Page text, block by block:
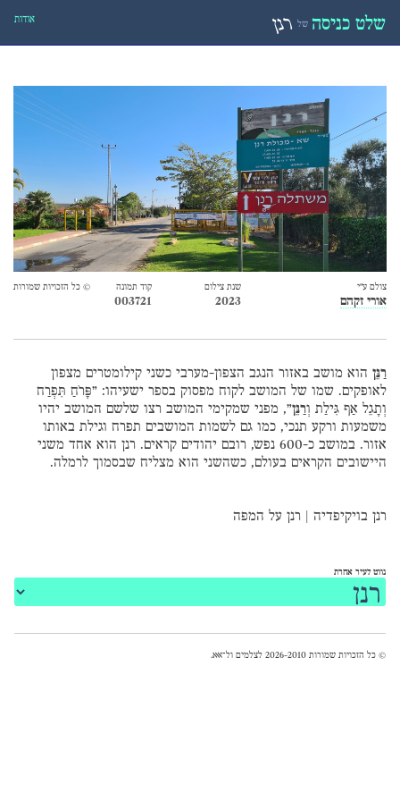
שלט כניסה של רנן אודות
צולם ע״י
אורי זקהם
שנת צילום
2023
קוד תמונה
003721
© כל הזכויות שמורות
רַנֵּן הוא מושב באזור הנגב הצפון-מערבי כשני קילומטרים מצפון
לאופקים. שמו של המושב לקוח מפסוק בספר ישעיהו:”פָּרֹחַ תִּפְרַח
וְתָגֵל אַף גִּילַת וְרַנֵּן”, מפני שמקימי המושב רצו שלשם המושב יהיו
משמעות ורקע תנכי, כמו גם לשמות המושבים תפרח וגילת באותו
אזור. במושב כ-600 נפש, רובם יהודים קראים. רנן הוא אחד משני
היישובים הקראים בעולם, כשהשני הוא מצליח שבסמוך לרמלה.
רנן בויקיפדיה |רנן על המפה
נווט לעיר אחרת
© כל הזכויות שמורות 2026-2010 לצלמים ול־ אאא.